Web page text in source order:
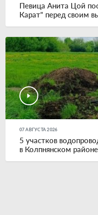
Певица Анита Цой
Карат" перед своим
07 АВГУСТА 2026
5 участков
в Колпнянском районе